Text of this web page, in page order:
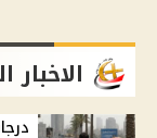
الاخبار